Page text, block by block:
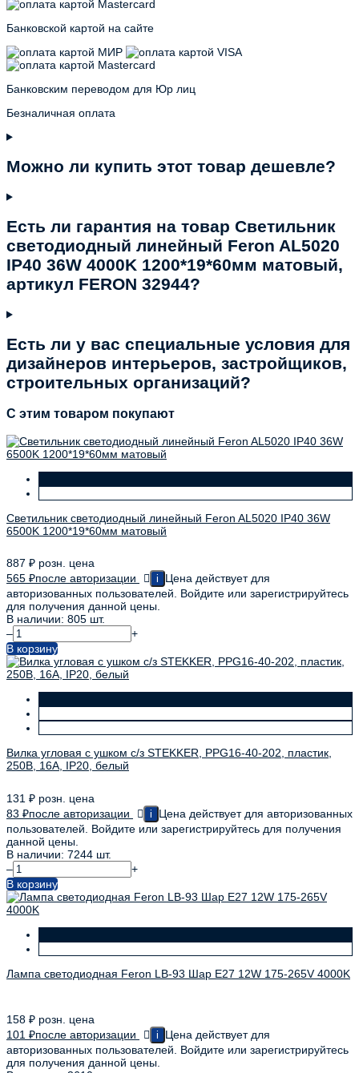
Банковской картой на сайте
Банковским переводом для Юр лиц
Безналичная оплата
Можно ли купить этот товар дешевле?
Есть ли гарантия на товар Светильник
светодиодный линейный Feron AL5020
IP40 36W 4000K 1200*19*60мм матовый,
артикул FERON 32944?
Есть ли у вас специальные условия для
дизайнеров интерьеров, застройщиков,
строительных организаций?
C этим товаром покупают
Светильник светодиодный линейный Feron AL5020 IP40 36W
6500K 1200*19*60мм матовый
887 ₽ розн. цена
565 ₽после авторизации i
Цена действует для
авторизованных пользователей. Войдите или зарегистрируйтесь
для получения данной цены.
В наличии: 805 шт.
–
+
В корзину
Вилка угловая с ушком с/з STEKKER, PPG16-40-202, пластик,
250В, 16A, IP20, белый
131 ₽ розн. цена
83 ₽после авторизации i
Цена действует для авторизованных
пользователей. Войдите или зарегистрируйтесь для получения
данной цены.
В наличии: 7244 шт.
–
+
В корзину
Лампа светодиодная Feron LB-93 Шар E27 12W 175-265V 4000K
158 ₽ розн. цена
101 ₽после авторизации i
Цена действует для
авторизованных пользователей. Войдите или зарегистрируйтесь
для получения данной цены.